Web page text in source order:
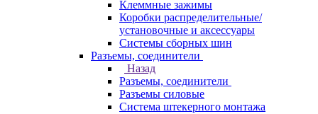
Клеммные зажимы
Коробки распределительные/
установочные и аксессуары
Системы сборных шин
Разъемы, соединители
Назад
Разъемы, соединители
Разъемы силовые
Система штекерного монтажа